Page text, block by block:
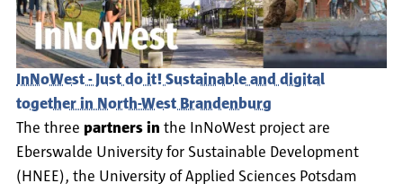
InNoWest - Just do it! Sustainable and digital
together in North-West Brandenburg
The three partners in the InNoWest project are
Eberswalde University for Sustainable Development
(HNEE), the University of Applied Sciences Potsdam